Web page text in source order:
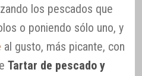
los pescados que
o poniendo sólo uno, y
al gusto, más picante, con
Tartar de pescado y